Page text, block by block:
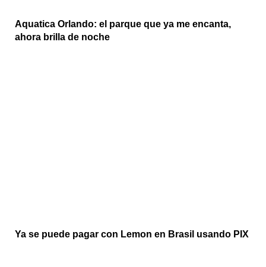
Aquatica Orlando: el parque que ya me encanta,
ahora brilla de noche
Ya se puede pagar con Lemon en Brasil usando PIX